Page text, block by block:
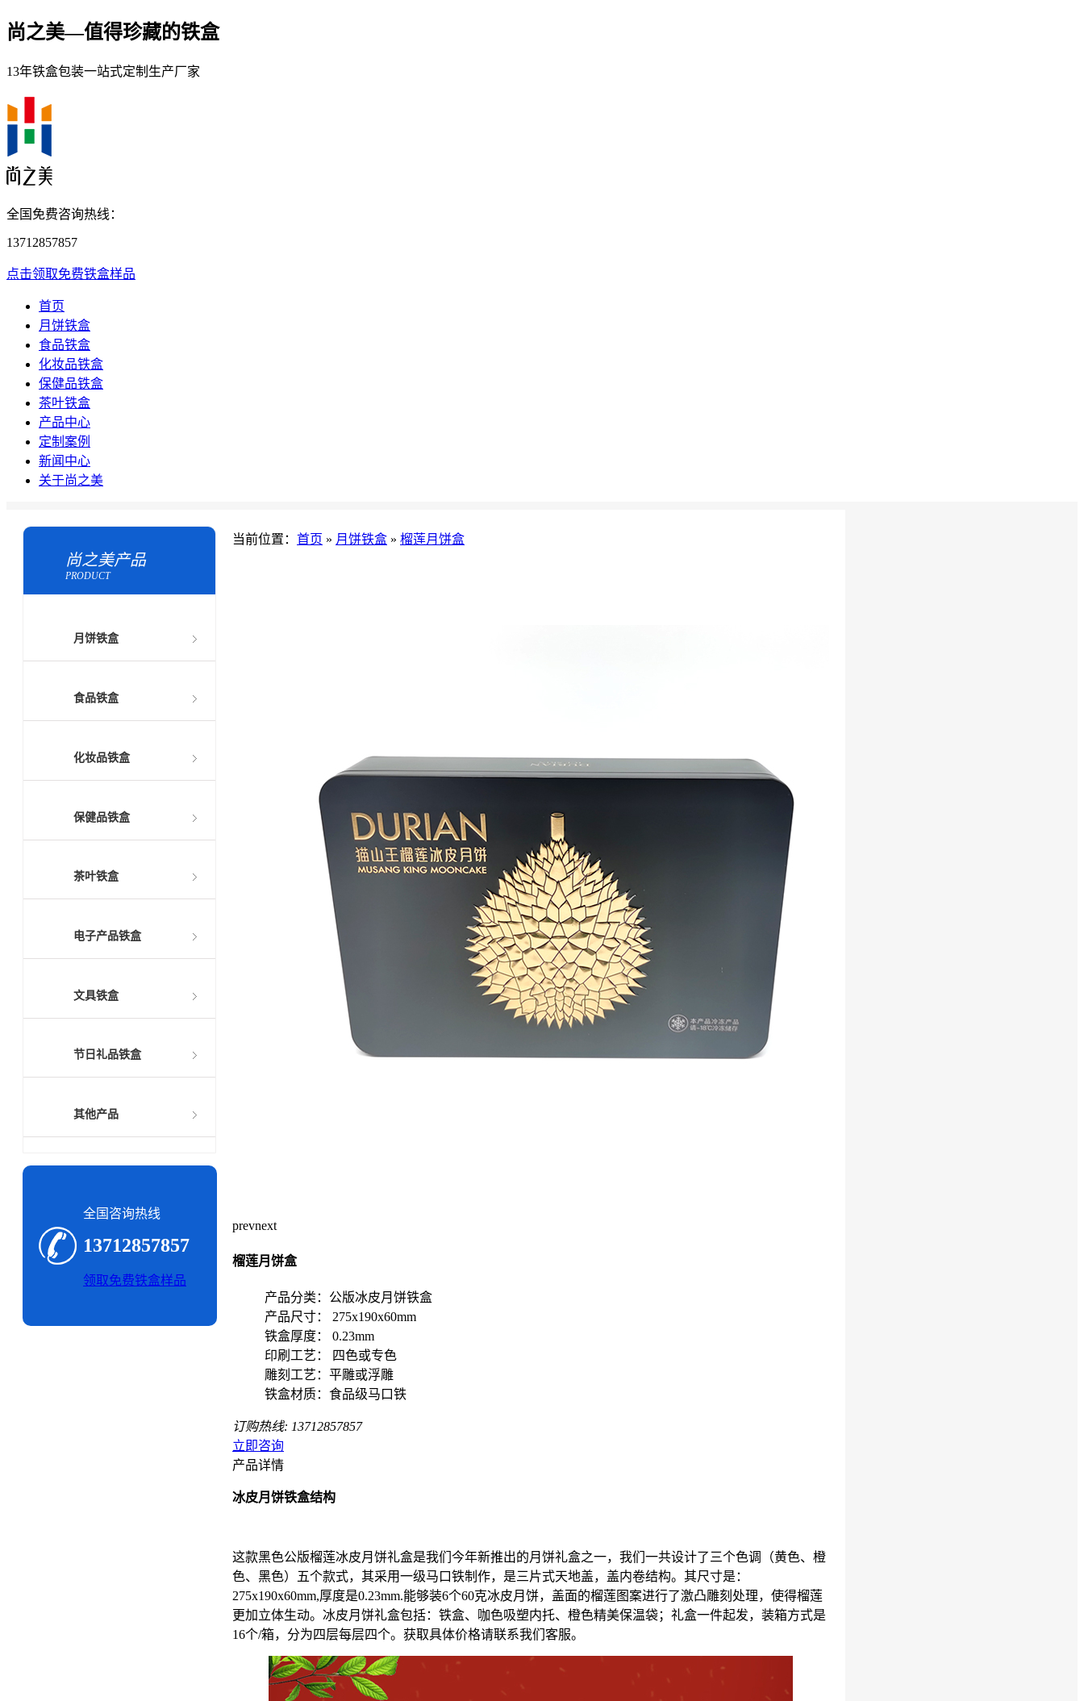
尚之美—值得珍藏的铁盒
13年铁盒包装一站式定制生产厂家
全国免费咨询热线：
13712857857
点击领取免费铁盒样品
首页
月饼铁盒
食品铁盒
化妆品铁盒
保健品铁盒
茶叶铁盒
产品中心
定制案例
新闻中心
关于尚之美
当前位置： 首页 » 月饼铁盒 » 榴莲月饼盒
prevnext
榴莲月饼盒
产品分类：公版冰皮月饼铁盒
产品尺寸： 275x190x60mm
铁盒厚度： 0.23mm
印刷工艺： 四色或专色
雕刻工艺：平雕或浮雕
铁盒材质：食品级马口铁
订购热线: 13712857857
立即咨询
产品详情
冰皮月饼铁盒结构
这款黑色公版榴莲冰皮月饼礼盒是我们今年新推出的月饼礼盒之一，我们一共设计了三个色调（黄色、橙
色、黑色）五个款式，其采用一级马口铁制作，是三片式天地盖，盖内卷结构。其尺寸是：
275x190x60mm,厚度是0.23mm.能够装6个60克冰皮月饼，盖面的榴莲图案进行了激凸雕刻处理，使得榴莲
更加立体生动。冰皮月饼礼盒包括：铁盒、咖色吸塑内托、橙色精美保温袋；礼盒一件起发，装箱方式是
16个/箱，分为四层每层四个。获取具体价格请联系我们客服。
尚之美产品
PRODUCT
月饼铁盒
食品铁盒
化妆品铁盒
保健品铁盒
茶叶铁盒
电子产品铁盒
文具铁盒
节日礼品铁盒
其他产品
全国咨询热线
13712857857
领取免费铁盒样品